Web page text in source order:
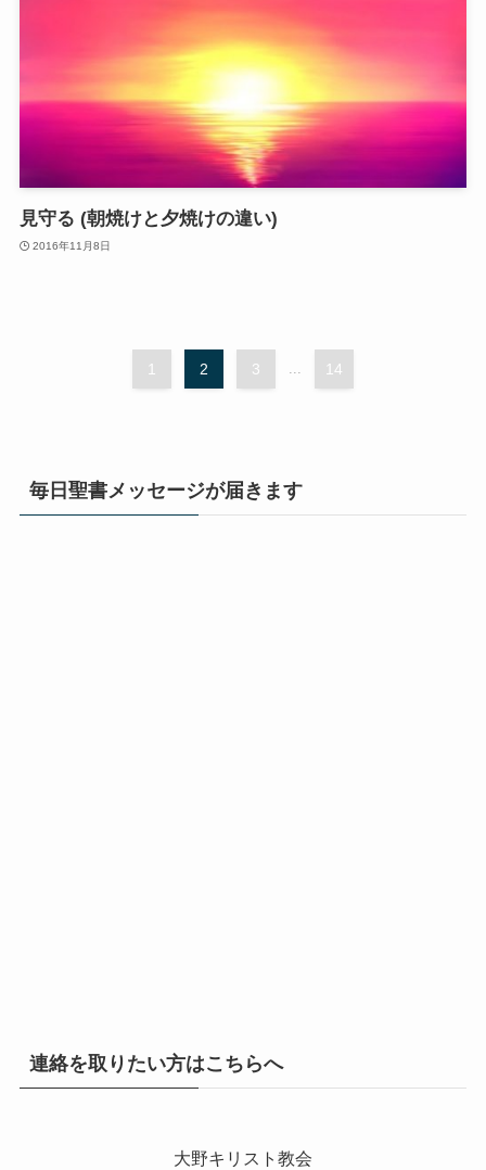
見守る (朝焼けと夕焼けの違い)
2016年11月8日
1 2 3 ... 14
毎日聖書メッセージが届きます
連絡を取りたい方はこちらへ
大野キリスト教会